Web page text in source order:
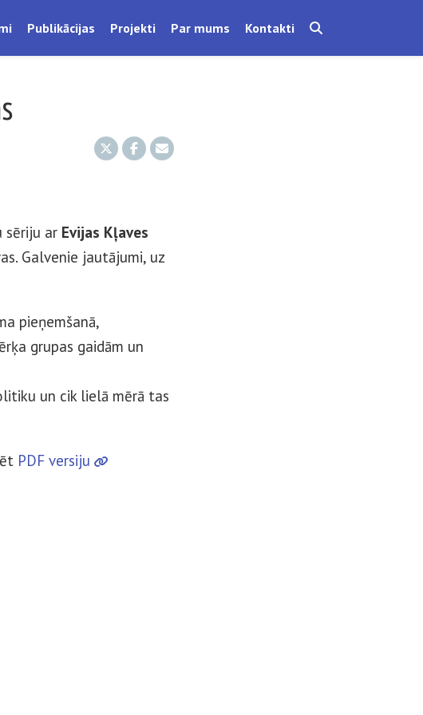
Publikācijas Projekti Par mums Kontakti
sēriju ar Evijas Kļaves
Galvenie jautājumi, uz
pieņemšanā,
grupas gaidām un
un cik lielā mērā tas
PDF versiju